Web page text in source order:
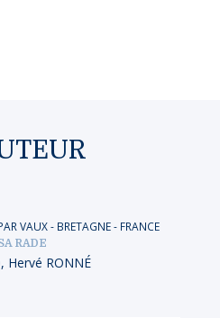
VAUX- BRETAGNE- FRANCE
RADE
, Hervé RONNÉ